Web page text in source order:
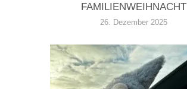
FAMILIENWEIHNACHT
26. Dezember 2025